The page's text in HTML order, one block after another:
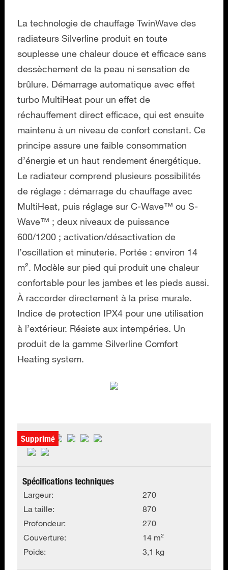
La technologie de chauffage TwinWave des
radiateurs Silverline produit en toute
souplesse une chaleur douce et efficace sans
dessèchement de la peau ni sensation de
brûlure. Démarrage automatique avec effet
turbo MultiHeat pour un effet de
réchauffement direct efficace, qui est ensuite
maintenu à un niveau de confort constant. Ce
principe assure une faible consommation
d’énergie et un haut rendement énergétique.
Le radiateur comprend plusieurs possibilités
de réglage : démarrage du chauffage avec
MultiHeat, puis réglage sur C-Wave™ ou S-
Wave™ ; deux niveaux de puissance
600/1200 ; activation/désactivation de
l’oscillation et minuterie. Portée : environ 14
m². Modèle sur pied qui produit une chaleur
confortable pour les jambes et les pieds aussi.
À raccorder directement à la prise murale.
Indice de protection IPX4 pour une utilisation
à l’extérieur. Résiste aux intempéries. Un
produit de la gamme Silverline Comfort
Heating system.
Supprimé
Spécifications techniques
Largeur:
270
La taille:
870
Profondeur:
270
Couverture:
14 m²
Poids:
3,1 kg